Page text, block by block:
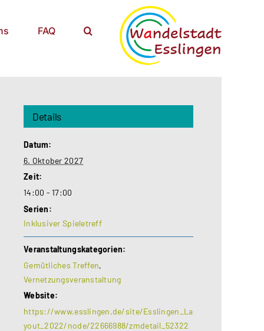
FAQ
Details
Datum:
6. Oktober 2027
Zeit:
14:00 - 17:00
Serien:
Inklusiver Spieletreff
Veranstaltungskategorien:
Gemütliches Treffen,
Vernetzungsveranstaltung
Website:
https://www.esslingen.de/site/Esslingen_La
yout_2022/node/22666988/zmdetail_52322